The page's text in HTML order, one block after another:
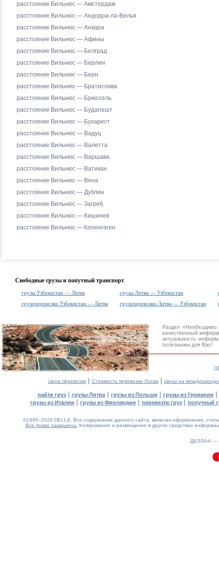
расстояние Вильнюс — Амстердам
расстояние Вильнюс — Андорра-ла-Велья
расстояние Вильнюс — Анкара
расстояние Вильнюс — Афины
расстояние Вильнюс — Белград
расстояние Вильнюс — Берлин
расстояние Вильнюс — Берн
расстояние Вильнюс — Братислава
расстояние Вильнюс — Брюссель
расстояние Вильнюс — Будапешт
расстояние Вильнюс — Бухарест
расстояние Вильнюс — Вадуц
расстояние Вильнюс — Валетта
расстояние Вильнюс — Варшава
расстояние Вильнюс — Ватикан
расстояние Вильнюс — Вена
расстояние Вильнюс — Дублин
расстояние Вильнюс — Загреб
расстояние Вильнюс — Кишинев
расстояние Вильнюс — Копенгаген
Свободные грузы и попутный транспорт
грузы Узбекистан — Литва грузы Литва — Узбекистан
грузоперевозки Узбекистан — Литва
грузоперевозки Литва — Узбекистан
Раздел
качественный
актуальность
полезными для Вас!
Цена перевозки | Стоимость перевозки Литва | Цены на
найти груз| грузы Литва| грузы из Польши | грузы из Германии |
грузы из Италии | грузы из Финляндии | перевезти груз | попутный
©1995–2026 DELLA. Все содержание данного сайта, включая оформление,
Все права защищены. Копирование и размещение в других средствах
ДЕЛЛА® —